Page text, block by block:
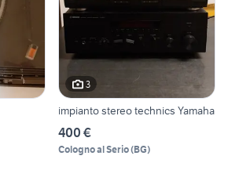
3
impianto stereo technics Yamaha
400 €
Cologno al Serio(BG)